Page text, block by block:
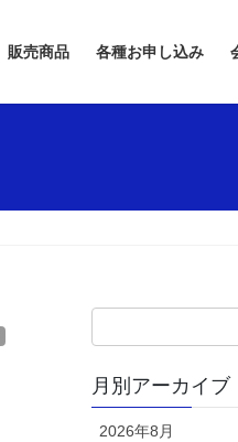
販売商品 各種お申し込み
月別アーカイブ
2026年8月